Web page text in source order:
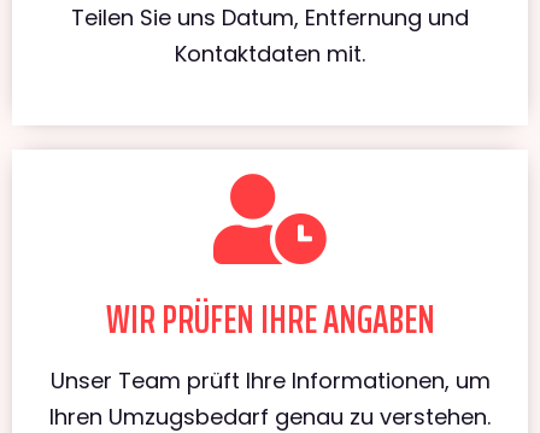
Teilen Sie uns Datum, Entfernung und
Kontaktdaten mit.
WIR PRÜFEN IHRE ANGABEN
Unser Team prüft Ihre Informationen, um
Ihren Umzugsbedarf genau zu verstehen.